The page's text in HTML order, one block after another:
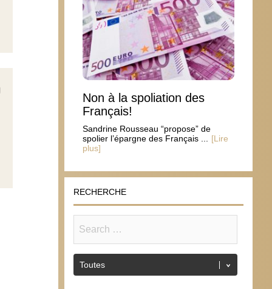
Non à la spoliation des
Français!
Sandrine Rousseau “propose” de
spolier l’épargne des Français ...
[Lire
plus]
RECHERCHE